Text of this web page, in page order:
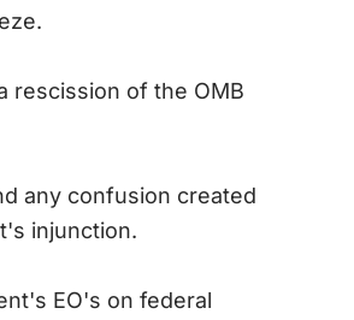
rescission of the OMB
any confusion created
injunction.
EO's on federal